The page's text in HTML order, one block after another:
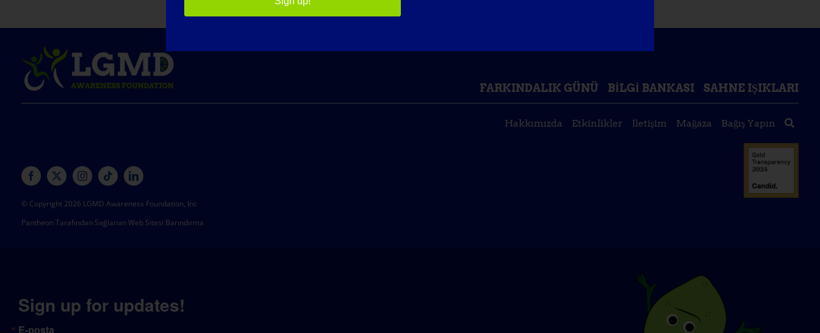
FARKINDALIK GÜNÜ BILGI BANKASI SAHNE IŞIKLARI
Hakkımızda Etkinlikler İletişim Mağaza Bağış Yapın
© Copyright 2026 LGMD Awareness Foundation, Inc
Pantheon Tarafından Sağlanan Web Sitesi Barındırma
Sign up for updates!
E-posta